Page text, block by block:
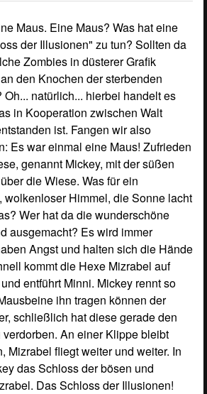
Maus. Eine Maus? Was hat eine
der Illusionen" zu tun? Sollten da
Zombies in düsterer Grafik
den Knochen der sterbenden
natürlich... hierbei handelt es
in Kooperation zwischen Walt
ist. Fangen wir also
Es war einmal eine Maus! Zufrieden
genannt Mickey, mit der süßen
die Wiese. Was für ein
wolkenloser Himmel, die Sonne lacht
Wer hat da die wunderschöne
ausgemacht? Es wird immer
Angst und halten sich die Hände
kommt die Hexe Mizrabel auf
entführt Minni. Mickey rennt so
ihn tragen können der
schließlich hat diese gerade den
An einer Klippe bleibt
Mizrabel fliegt weiter und weiter. In
das Schloss der bösen und
Das Schloss der Illusionen!